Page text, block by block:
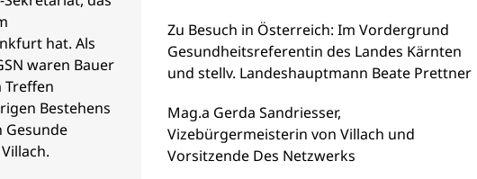
hat. Als
waren Bauer
Treffen
Bestehens
Gesunde
Zu Besuch in Österreich: Im Vordergrund
Gesundheitsreferentin des Landes Kärnten
und stellv. Landeshauptmann Beate Prettner
Mag.a Gerda Sandriesser,
Vizebürgermeisterin von Villach und
Vorsitzende Des Netzwerks